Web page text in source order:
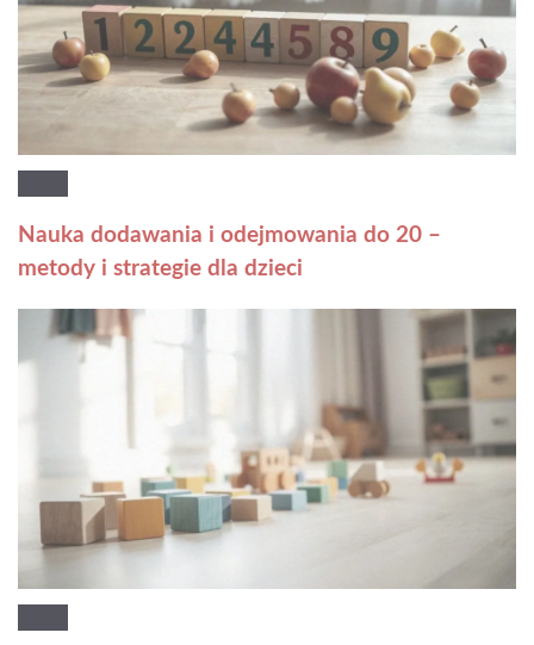
Nauka dodawania i odejmowania do 20 –
metody i strategie dla dzieci